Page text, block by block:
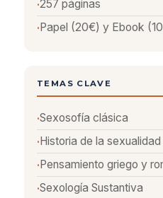
257 páginas
Papel (20€) y Ebook
TEMAS CLAVE
Sexosofía clásica
Historia de la sexualidad
Pensamiento griego y
Sexología Sustantiva